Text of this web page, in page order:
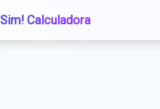
Sim! Calculadora